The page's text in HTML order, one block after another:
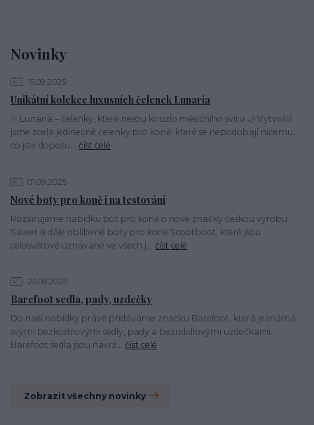
Novinky
15.09.2025
Unikátní kolekce luxusních čelenek Lunaria
✨ Lunaria – čelenky, které nesou kouzlo měsíčního svitu 🌙 Vytvořili
jsme zcela jedinečné čelenky pro koně, které se nepodobají ničemu,
co jste doposu... číst celé
01.09.2025
Nové boty pro koně i na testování
Rozšiřujeme nabídku bot pro koně o nové značky českou výrobu
Sawer a dále oblíbené boty pro koně Scootboot, které jsou
celosvětově uznávané ve všech j... číst celé
25.08.2025
Barefoot sedla, pady, uzdečky
Do naší nabídky právě přidáváme značku Barefoot, která jeznámá
svými bezkostrovými sedly, pady a bezudidlovými uzdečkami.
Barefoot sedla jsou navrž... číst celé
Zobrazit všechny novinky